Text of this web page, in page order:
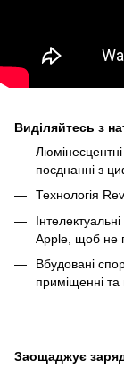
Виділяйтесь з
поєднанні з
Технологія
Apple, щоб не
Вбудовані
приміщенні та
Заощаджує